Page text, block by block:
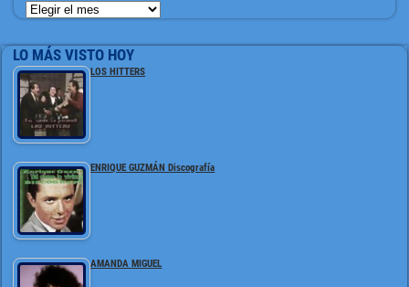
LO MÁS VISTO HOY
LOS HITTERS
ENRIQUE GUZMÁN Discografía
AMANDA MIGUEL